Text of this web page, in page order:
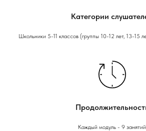
Категории
Школьники 5-11 классов (группы 10-12 лет, 13-15
Каждый модуль - 9 занятий